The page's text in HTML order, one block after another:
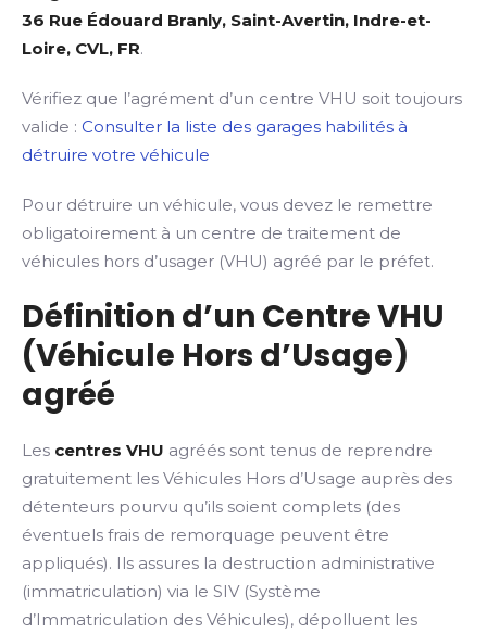
36 Rue Édouard Branly, Saint-Avertin, Indre-et-
Loire, CVL, FR.
Vérifiez que l’agrément d’un centre VHU soit toujours
valide : Consulter la liste des garages habilités à
détruire votre véhicule
Pour détruire un véhicule, vous devez le remettre
obligatoirement à un centre de traitement de
véhicules hors d’usager (VHU) agréé par le préfet.
Définition d’un Centre VHU
(Véhicule Hors d’Usage)
agréé
Les centres VHU agréés sont tenus de reprendre
gratuitement les Véhicules Hors d’Usage auprès des
détenteurs pourvu qu’ils soient complets (des
éventuels frais de remorquage peuvent être
appliqués). Ils assures la destruction administrative
(immatriculation) via le SIV (Système
d’Immatriculation des Véhicules), dépolluent les